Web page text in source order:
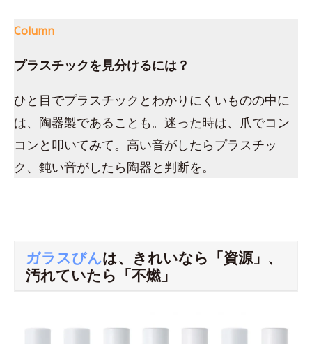
Column
プラスチックを見分けるには？
ひと目でプラスチックとわかりにくいものの中に
は、陶器製であることも。迷った時は、爪でコン
コンと叩いてみて。高い音がしたらプラスチッ
ク、鈍い音がしたら陶器と判断を。
ガラスびんは、きれいなら「資源」、
汚れていたら「不燃」